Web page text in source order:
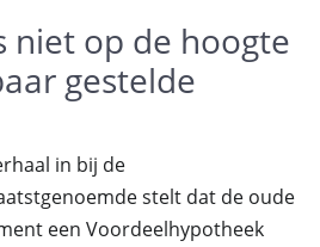
niet op de hoogte
gestelde
in bij de
stelt dat de oude
een Voordeelhypotheek